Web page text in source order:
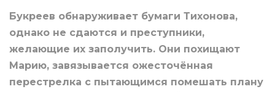
Букреев обнаруживает бумаги Тихонова,
однако не сдаются и преступники,
желающие их заполучить. Они похищают
Марию, завязывается ожесточённая
перестрелка с пытающимся помешать плану